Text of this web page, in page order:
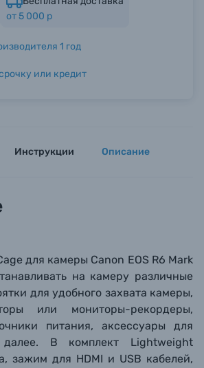
(Комиссионные товары)
от 5 000 р
1 год
или кредит
Инструкции Описание
для камеры Canon EOS R6 Mark
на камеру различные
для удобного захвата камеры,
или мониторы-рекордеры,
питания, аксессуары для
В комплект Lightweight
зажим для HDMI и USB кабелей,